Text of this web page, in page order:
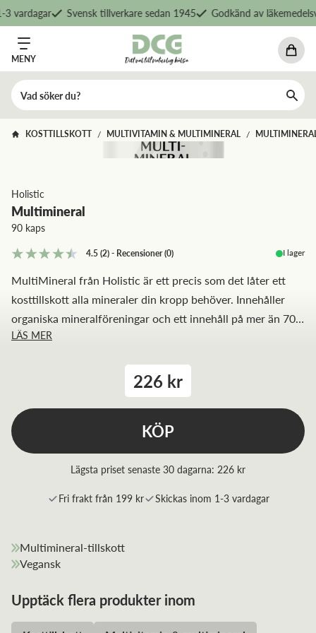
vardagar Svensk tillverkare sedan 1945 Godkänd av
MENY
KOSTTILLSKOTT / MULTIVITAMIN & MULTIMINERAL /
Holistic
Multimineral
90 kaps
4.5(2)- Recensioner(0) I lager
MultiMineral från Holistic är ett precis som det låter ett
kosttillskott alla mineraler din kropp behöver. Innehåller
organiska mineralföreningar och ett innehåll på mer än 70
spårämnen är Holistic Multimineral ett smidigt sätt att
LÄS MER
226 kr
KÖP
Lägsta priset senaste 30 dagarna: 226 kr
Fri frakt från 199 kr Skickas inom 1-3 vardagar
Multimineral-tillskott
Vegansk
Upptäck flera produkter inom